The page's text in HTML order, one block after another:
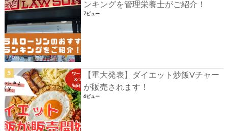
ンキングを管理栄養士がご紹介！
7ビュー
【重大発表】ダイエット炒飯Vチャー
が販売されます！
6ビュー